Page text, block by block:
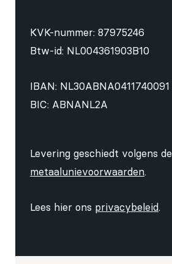
KVK-nummer: 87975246
Btw-id: NL004361903B10
IBAN: NL30ABNA0411740091
BIC: ABNANL2A
Levering geschiedt volgens de
metaalunievoorwaarden.
Lees hier ons privacybeleid.